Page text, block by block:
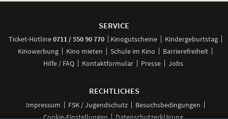
SERVICE
Ticket-Hotline0711 / 550 90 770anrufen
Kinogutscheine
Kindergeburtstag
Kinowerbung
Kino mieten Schule im Kino
Barrierefreiheit
Hilfe / FAQ
Kontaktformular Presse Jobs
RECHTLICHES
Impressum FSK / Jugendschutz
Besuchsbedingungen
Cookie-Einstellungen
Datenschutzerklärung